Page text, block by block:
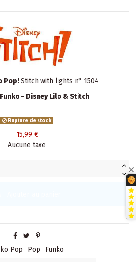
Pop! Stitch with lights n° 1504
- Disney Lilo & Stitch
Rupture de stock
15,99 €
Aucune taxe
Pop Pop Funko